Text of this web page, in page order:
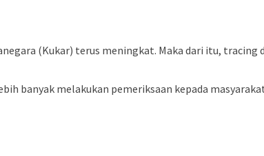
(Kukar) terus meningkat. Maka dari itu,
banyak melakukan pemeriksaan kepada